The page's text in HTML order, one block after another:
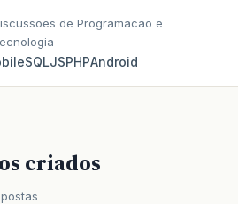
de Programacao e
SQLJSPHPAndroid
criados